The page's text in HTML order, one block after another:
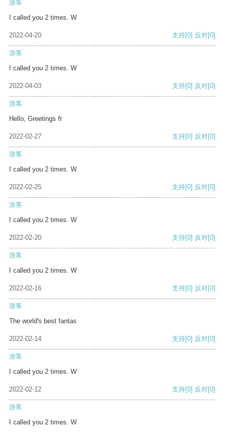
游客
I called you 2 times. W
2022-04-20 支持[0] 反对[0]
游客
I called you 2 times. W
2022-04-03 支持[0] 反对[0]
游客
Hello, Greetings fr
2022-02-27 支持[0] 反对[0]
游客
I called you 2 times. W
2022-02-25 支持[0] 反对[0]
游客
I called you 2 times. W
2022-02-20 支持[0] 反对[0]
游客
I called you 2 times. W
2022-02-16 支持[0] 反对[0]
游客
The world's best fantas
2022-02-14 支持[0] 反对[0]
游客
I called you 2 times. W
2022-02-12 支持[0] 反对[0]
游客
I called you 2 times. W